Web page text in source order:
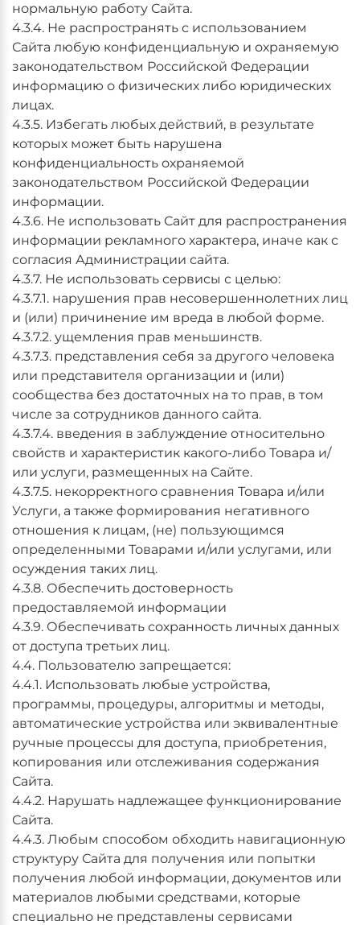
нормальную работу Сайта.
4.3.4. Не распространять с использованием
Сайта любую конфиденциальную и охраняемую
законодательством Российской Федерации
информацию о физических либо юридических
лицах.
4.3.5. Избегать любых действий, в результате
которых может быть нарушена
конфиденциальность охраняемой
законодательством Российской Федерации
информации.
4.3.6. Не использовать Сайт для распространения
информации рекламного характера, иначе как с
согласия Администрации сайта.
4.3.7. Не использовать сервисы с целью:
4.3.7.1. нарушения прав несовершеннолетних лиц
и (или) причинение им вреда в любой форме.
4.3.7.2. ущемления прав меньшинств.
4.3.7.3. представления себя за другого человека
или представителя организации и (или)
сообщества без достаточных на то прав, в том
числе за сотрудников данного сайта.
4.3.7.4. введения в заблуждение относительно
свойств и характеристик какого-либо Товара и/
или услуги, размещенных на Сайте.
4.3.7.5. некорректного сравнения Товара и/или
Услуги, а также формирования негативного
отношения к лицам, (не) пользующимся
определенными Товарами и/или услугами, или
осуждения таких лиц.
4.3.8. Обеспечить достоверность
предоставляемой информации
4.3.9. Обеспечивать сохранность личных данных
от доступа третьих лиц.
4.4. Пользователю запрещается:
4.4.1. Использовать любые устройства,
программы, процедуры, алгоритмы и методы,
автоматические устройства или эквивалентные
ручные процессы для доступа, приобретения,
копирования или отслеживания содержания
Сайта.
4.4.2. Нарушать надлежащее функционирование
Сайта.
4.4.3. Любым способом обходить навигационную
структуру Сайта для получения или попытки
получения любой информации, документов или
материалов любыми средствами, которые
специально не представлены сервисами